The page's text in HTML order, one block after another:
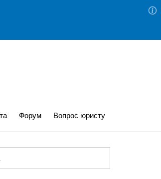
Форум Вопрос юристу